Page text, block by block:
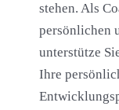
stehen. Als
persönlichen
unterstütze
Ihre